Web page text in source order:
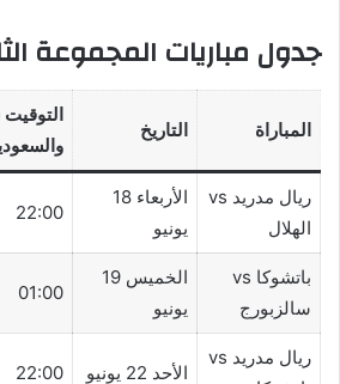
جدول مباريات المجموعة
المباراة التاريخ
ريال مدريد vs
الهلال
الأربعاء 18
يونيو
22:00
باتشوكا vs
سالزبورج
الخميس 19
يونيو
01:00
ريال مدريد vs
الأحد 22 يونيو 22:00